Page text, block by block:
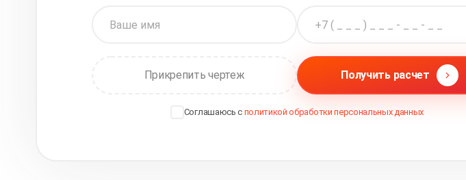
Прикрепить чертеж Получить расчет
Соглашаюсь с политикой обработки персональных данных